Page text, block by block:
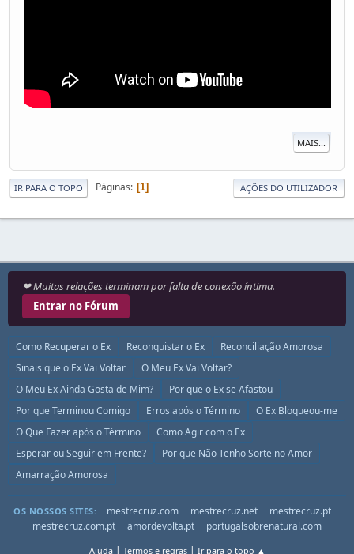
MAIS...
IR PARA O TOPO Páginas 1 AÇÕES DO UTILIZADOR
❤ Muitas relações terminam por falta de conexão íntima.
Entrar no Fórum
Como Recuperar o Ex Reconquistar o Ex
Reconciliação Amorosa
Sinais que o Ex Vai Voltar
O Meu Ex Vai Voltar?
O Meu Ex Ainda Gosta de Mim?
Por que o Ex se Afastou
Por que Terminou Comigo
Erros após o Término
O Ex Bloqueou-me
O Que Fazer após o Término
Como Agir com o Ex
Esperar ou Seguir em Frente?
Por que Não Tenho Sorte no Amor
Amarração Amorosa
OS NOSSOS SITES: mestrecruz.com mestrecruz.net
mestrecruz.pt
mestrecruz.com.pt
amordevolta.pt portugalsobrenatural.com
Ajuda| Termos e regras| Ir para o topo ▲